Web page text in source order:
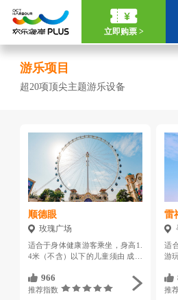
立即购票 >
游乐项目
超20项顶尖主题游乐设备
顺德眼
玫瑰广场
适合于身体健康游客乘坐，身高1.
4米（不含）以下的儿童须由 成人
人，总重量不能超过 420KG
966
推荐指数
雷
适
游
推